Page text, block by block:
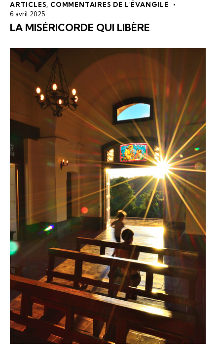
ARTICLES COMMENTAIRES DE L'ÉVANGILE
6 avril 2025
LA MISÉRICORDE QUI LIBÈRE